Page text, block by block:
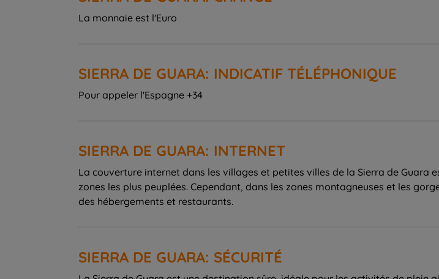
La monnaie est l'Euro
SIERRA DE GUARA: INDICATIF TÉLÉPHONIQUE
Pour appeler l'Espagne +34
SIERRA DE GUARA: INTERNET
La couverture internet dans les villages et petites villes de la Sierra de Guara
zones les plus peuplées. Cependant, dans les zones montagneuses et les
des hébergements et restaurants.
SIERRA DE GUARA: SÉCURITÉ